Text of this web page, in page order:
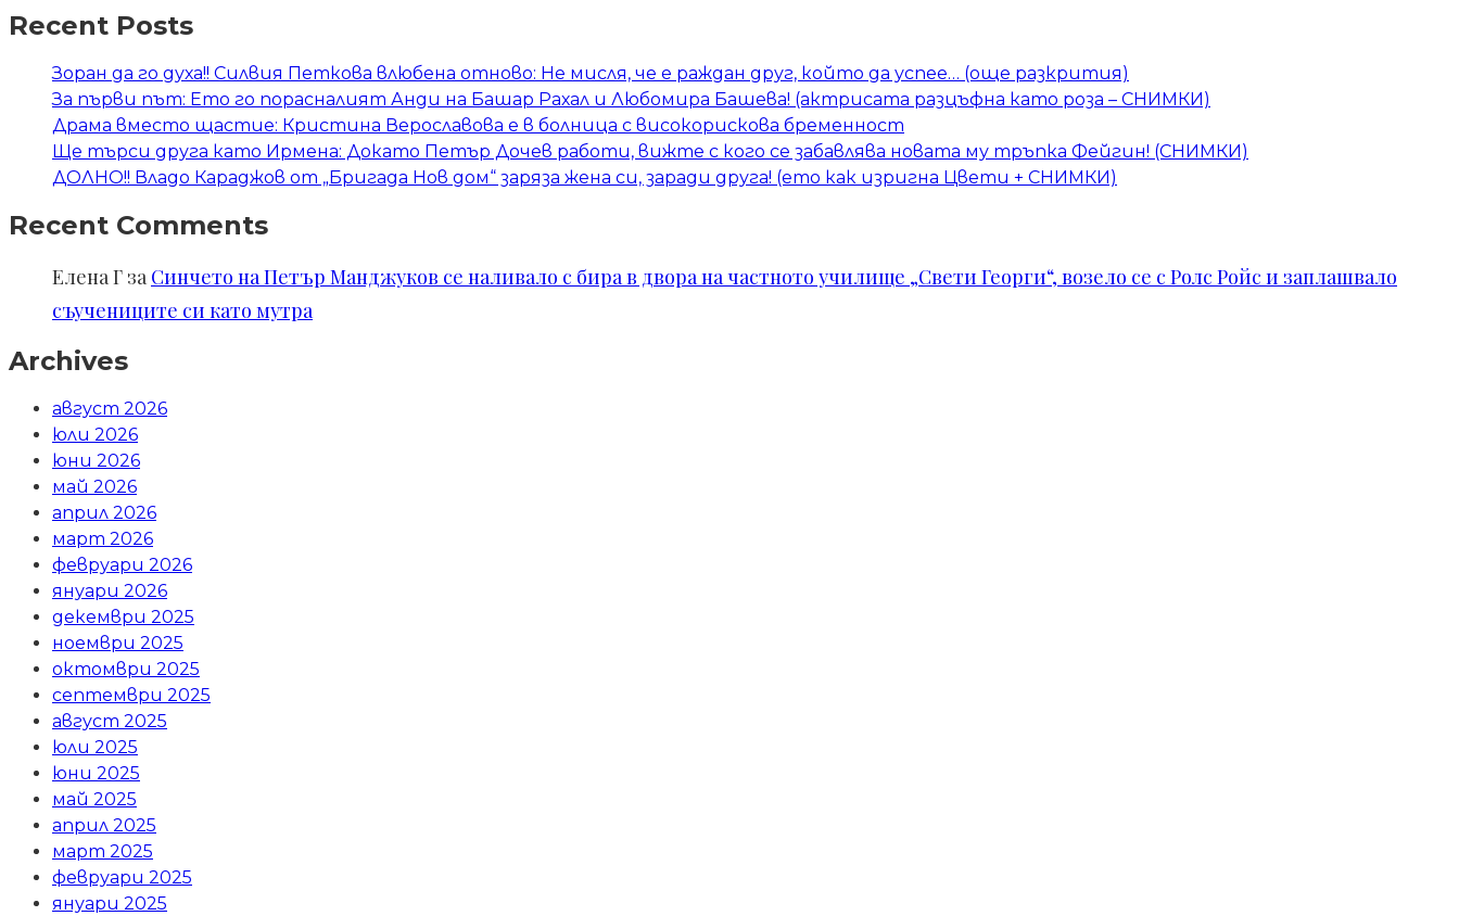
Recent Posts
Зоран да го духа!! Силвия Петкова влюбена отново: Не мисля, че е раждан друг, който да успее… (още разкрития)
За първи път: Ето го порасналият Анди на Башар Рахал и Любомира Башева! (актрисата разцъфна като роза – СНИМКИ)
Драма вместо щастие: Кристина Верославова е в болница с високорискова бременност
Ще търси друга като Ирмена: Докато Петър Дочев работи, вижте с кого се забавлява новата му тръпка Фейгин! (СНИМКИ)
ДОЛНО!! Владо Караджов от „Бригада Нов дом“ заряза жена си, заради друга! (ето как изригна Цвети + СНИМКИ)
Recent Comments
Елена Г за Синчето на Петър Манджуков се наливало с бира в двора на частното училище „Свети Георги“, возело се с Ролс Ройс и заплашвало
съучениците си като мутра
Archives
август 2026
юли 2026
юни 2026
май 2026
април 2026
март 2026
февруари 2026
януари 2026
декември 2025
ноември 2025
октомври 2025
септември 2025
август 2025
юли 2025
юни 2025
май 2025
април 2025
март 2025
февруари 2025
януари 2025